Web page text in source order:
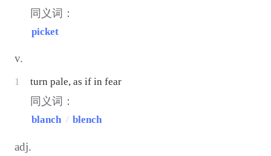
同义词：
picket
v.
1 turn pale, as if in fear
同义词：
blanch / blench
adj.